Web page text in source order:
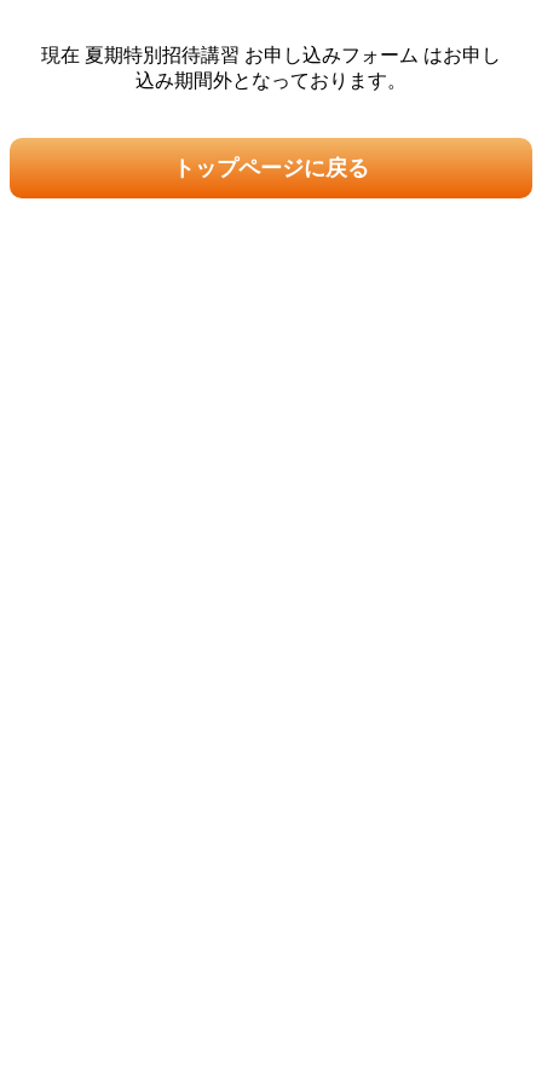
現在 夏期特別招待講習 お申し込みフォーム はお申し
込み期間外となっております。
トップページに戻る